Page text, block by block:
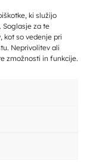
ki služijo
Soglasje za te
kot so vedenje pri
Neprivolitev ali
zmožnosti in funkcije.